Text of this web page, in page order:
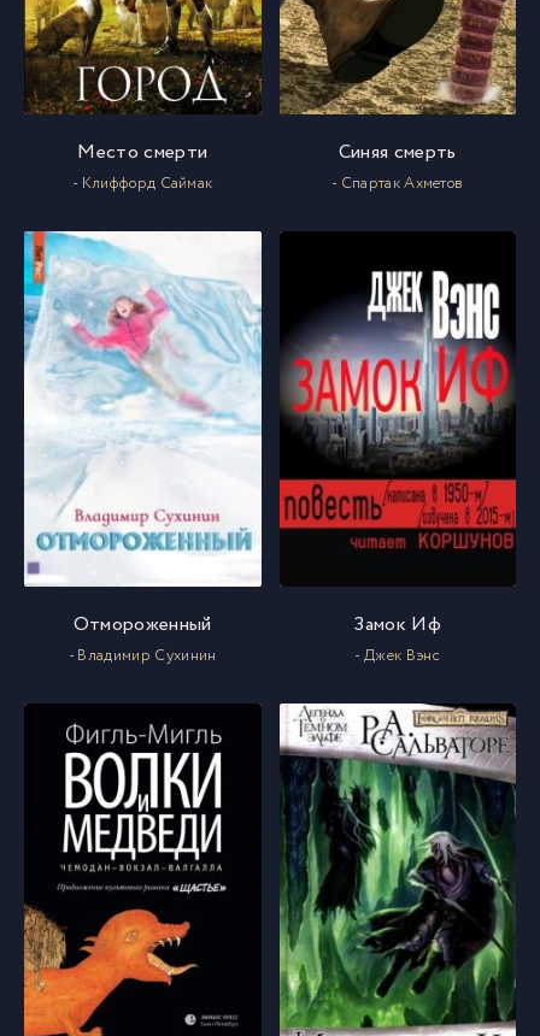
21 021
24 024
025
026
27 027
28
031
032
33 033
34 034
Место смерти
- Клиффорд Саймак
Синяя смерть
- Спартак Ахметов
Отмороженный
- Владимир Сухинин
Замок Иф
- Джек Вэнс